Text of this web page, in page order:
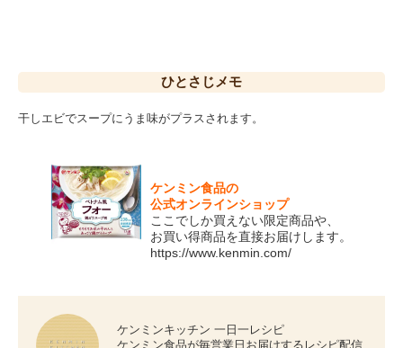
ひとさじ メモ
干しエビでスープにうま味がプラスされます。
ケンミン食品の
公式オンラインショップ
ここでしか買えない限定商品や、
お買い得商品を直接お届けします。
https://www.kenmin.com/
ケンミンキッチン 一日一レシピ
ケンミン食品が毎営業日お届けするレシピ配信